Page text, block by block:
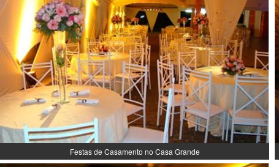
Festas de Casamento no Casa Grande